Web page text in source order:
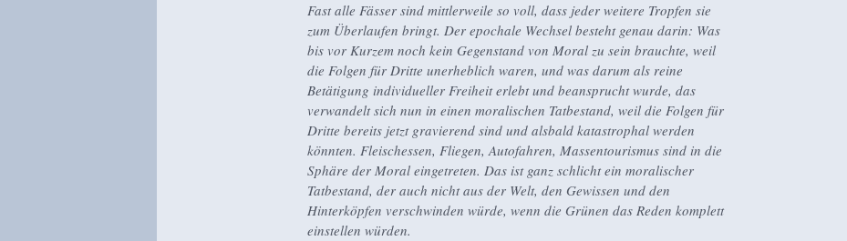
Fast alle Fässer sind mittlerweile so voll, dass jeder weitere Tropfen sie
zum Überlaufen bringt. Der epochale Wechsel besteht genau darin: Was
bis vor Kurzem noch kein Gegenstand von Moral zu sein brauchte, weil
die Folgen für Dritte unerheblich waren, und was darum als reine
Betätigung individueller Freiheit erlebt und beansprucht wurde, das
verwandelt sich nun in einen moralischen Tatbestand, weil die Folgen für
Dritte bereits jetzt gravierend sind und alsbald katastrophal werden
könnten. Fleischessen, Fliegen, Autofahren, Massentourismus sind in die
Sphäre der Moral eingetreten. Das ist ganz schlicht ein moralischer
Tatbestand, der auch nicht aus der Welt, den Gewissen und den
Hinterköpfen verschwinden würde, wenn die Grünen das Reden komplett
einstellen würden.